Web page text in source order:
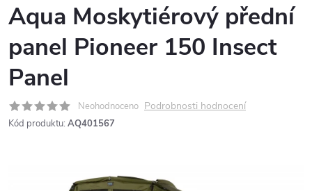
Aqua Moskytiérový přední
panel Pioneer 150 Insect
Panel
Neohodnoceno Podrobnosti hodnocení
Kód produktu: AQ401567